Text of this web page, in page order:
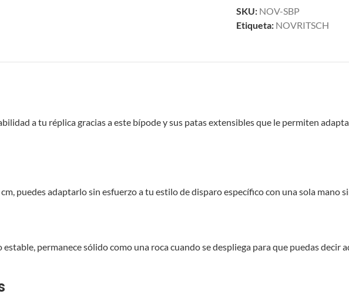
SKU: NOV-SBP
Etiqueta: NOVRITSCH
a tu réplica gracias a este bípode y sus patas extensibles que le permiten
puedes adaptarlo sin esfuerzo a tu estilo de disparo específico con una sola
permanece sólido como una roca cuando se despliega para que puedas decir